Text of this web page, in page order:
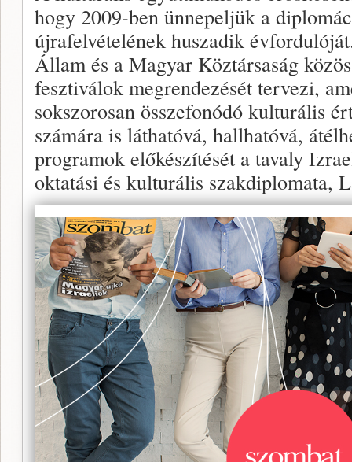
hogy 2009-ben ünnepeljük a
újrafelvételének huszadik
Állam és a Magyar Köztársaság
fesztiválok megrendezését tervezi,
sokszorosan összefonódó kulturális
számára is láthatóvá, hallhatóvá,
programok előkészítését a tavaly
oktatási és kulturális szakdiplomata,